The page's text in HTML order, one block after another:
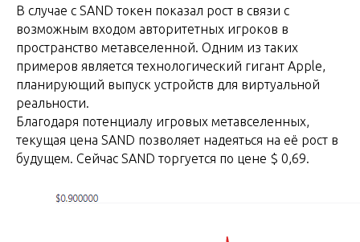
В случае с SAND токен показал рост в связи с
возможным входом авторитетных игроков в
пространство метавселенной. Одним из таких
примеров является технологический гигант Apple,
планирующий выпуск устройств для виртуальной
реальности.
Благодаря потенциалу игровых метавселенных,
текущая цена SAND позволяет надеяться на её рост в
будущем. Сейчас SAND торгуется по цене $ 0,69.